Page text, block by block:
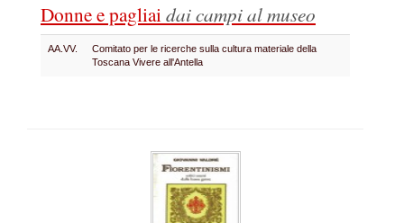
Donne e pagliaidai campi al museo
AA.VV.
Comitato per le ricerche sulla cultura materiale della
Toscana Vivere all'Antella